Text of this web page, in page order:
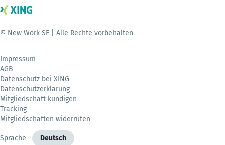
© New Work SE | Alle Rechte vorbehalten
Impressum
AGB
Datenschutz bei XING
Datenschutzerklärung
Mitgliedschaft kündigen
Tracking
Mitgliedschaften widerrufen
Sprache Deutsch